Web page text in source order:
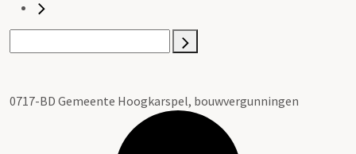
0717-BD Gemeente Hoogkarspel, bouwvergunningen